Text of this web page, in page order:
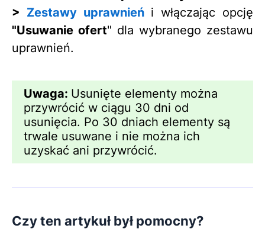
> Zestawy uprawnieńi włączając opcję
"Usuwanie ofert" dla wybranego zestawu
uprawnień.
Uwaga: Usunięte elementy można
przywrócić w ciągu 30 dni od
usunięcia. Po 30 dniach elementy są
trwale usuwane i nie można ich
uzyskać ani przywrócić.
Czy ten artykuł był pomocny?